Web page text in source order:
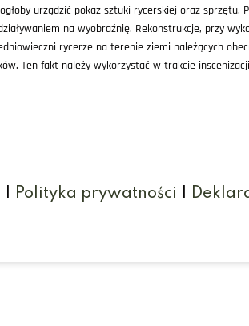
urządzić pokaz sztuki rycerskiej oraz
na wyobraźnię. Rekonstrukcje, przy
rycerze na terenie ziemi należących
Ten fakt należy wykorzystać w trakcie
Polityka prywatności